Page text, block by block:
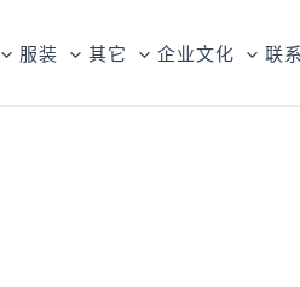
服装 其它 企业文化 联